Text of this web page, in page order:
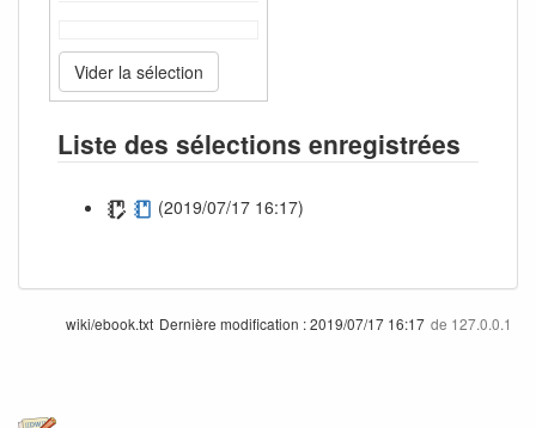
Vider la sélection
Liste des sélections enregistrées
(2019/07/17 16:17)
wiki/ebook.txt Dernière modification :2019/07/17 16:17 de 127.0.0.1